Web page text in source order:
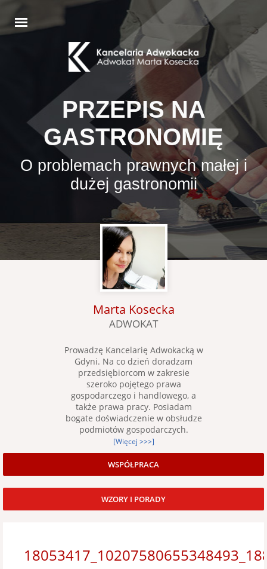
PRZEPIS NA
GASTRONOMIĘ
O problemach prawnych małej i
dużej gastronomii
Marta Kosecka
ADWOKAT
Prowadzę Kancelarię Adwokacką w
Gdyni. Na co dzień doradzam
przedsiębiorcom w zakresie
szeroko pojętego prawa
gospodarczego i handlowego, a
także prawa pracy. Posiadam
bogate doświadczenie w obsłudze
podmiotów gospodarczych.
[Więcej >>>]
WSPÓŁPRACA
WZORY I PORADY